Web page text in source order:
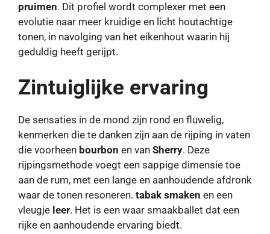
pruimen. Dit profiel wordt complexer met een
evolutie naar meer kruidige en licht houtachtige
tonen, in navolging van het eikenhout waarin hij
geduldig heeft gerijpt.
Zintuiglijke ervaring
De sensaties in de mond zijn rond en fluwelig,
kenmerken die te danken zijn aan de rijping in vaten
die voorheen bourbon en van Sherry. Deze
rijpingsmethode voegt een sappige dimensie toe
aan de rum, met een lange en aanhoudende afdronk
waar de tonen resoneren. tabak smaken en een
vleugje leer. Het is een waar smaakballet dat een
rijke en aanhoudende ervaring biedt.